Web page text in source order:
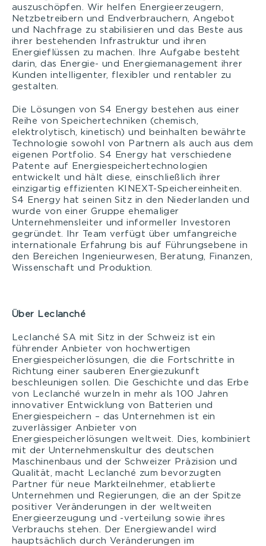
auszuschöpfen. Wir helfen Energieerzeugern,
Netzbetreibern und Endverbrauchern, Angebot
und Nachfrage zu stabilisieren und das Beste aus
ihrer bestehenden Infrastruktur und ihren
Energieflüssen zu machen. Ihre Aufgabe besteht
darin, das Energie- und Energiemanagement ihrer
Kunden intelligenter, flexibler und rentabler zu
gestalten.
Die Lösungen von S4 Energy bestehen aus einer
Reihe von Speichertechniken (chemisch,
elektrolytisch, kinetisch) und beinhalten bewährte
Technologie sowohl von Partnern als auch aus dem
eigenen Portfolio. S4 Energy hat verschiedene
Patente auf Energiespeichertechnologien
entwickelt und hält diese, einschließlich ihrer
einzigartig effizienten KINEXT-Speichereinheiten.
S4 Energy hat seinen Sitz in den Niederlanden und
wurde von einer Gruppe ehemaliger
Unternehmensleiter und informeller Investoren
gegründet. Ihr Team verfügt über umfangreiche
internationale Erfahrung bis auf Führungsebene in
den Bereichen Ingenieurwesen, Beratung, Finanzen,
Wissenschaft und Produktion.
Über Leclanché
Leclanché SA mit Sitz in der Schweiz ist ein
führender Anbieter von hochwertigen
Energiespeicherlösungen, die die Fortschritte in
Richtung einer sauberen Energiezukunft
beschleunigen sollen. Die Geschichte und das Erbe
von Leclanché wurzeln in mehr als 100 Jahren
innovativer Entwicklung von Batterien und
Energiespeichern – das Unternehmen ist ein
zuverlässiger Anbieter von
Energiespeicherlösungen weltweit. Dies, kombiniert
mit der Unternehmenskultur des deutschen
Maschinenbaus und der Schweizer Präzision und
Qualität, macht Leclanché zum bevorzugten
Partner für neue Markteilnehmer, etablierte
Unternehmen und Regierungen, die an der Spitze
positiver Veränderungen in der weltweiten
Energieerzeugung und -verteilung sowie ihres
Verbrauchs stehen. Der Energiewandel wird
hauptsächlich durch Veränderungen im